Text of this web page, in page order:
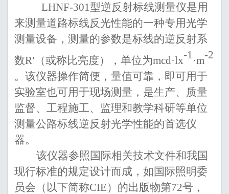
LHNF-301型逆反射标线测量仪是用
来测量道路标线反光性能的一种专用光学
测量设备，测量的参数是标线的逆反射系
数R’ （或称比亮度），单位为mcd·lx-1 ·m-2
。该仪器操作简便，量值可靠 ，即可用于
实验室也可用于现场测量 ， 是生产、质量
监督、工程施工、 监理和教学科研等单位
测量公路标线逆反射光学性能的首选仪
器。
该仪器参照国际相关技术文件和我国
现行标准的规定设计而成，如国际照明委
员会（以下简称CIE）的出版物第72号 ，